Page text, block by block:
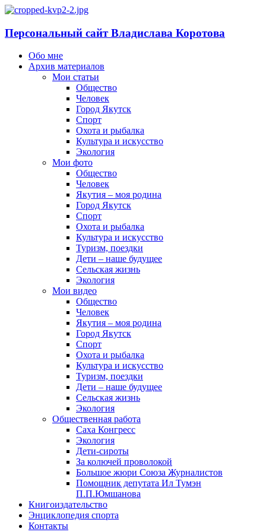
Персональный сайт Владислава Коротова
Обо мне
Архив материалов
Мои статьи
Общество
Человек
Город Якутск
Спорт
Охота и рыбалка
Культура и искусство
Экология
Мои фото
Общество
Человек
Якутия – моя родина
Город Якутск
Спорт
Охота и рыбалка
Культура и искусство
Туризм, поездки
Дети – наше будущее
Сельская жизнь
Экология
Мои видео
Общество
Человек
Якутия – моя родина
Город Якутск
Спорт
Охота и рыбалка
Культура и искусство
Туризм, поездки
Дети – наше будущее
Сельская жизнь
Экология
Общественная работа
Саха Конгресс
Экология
Дети-сироты
За колючей проволокой
Большое жюри Союза Журналистов
Помощник депутата Ил Тумэн
П.П.Юмшанова
Книгоиздательство
Энциклопедия спорта
Контакты